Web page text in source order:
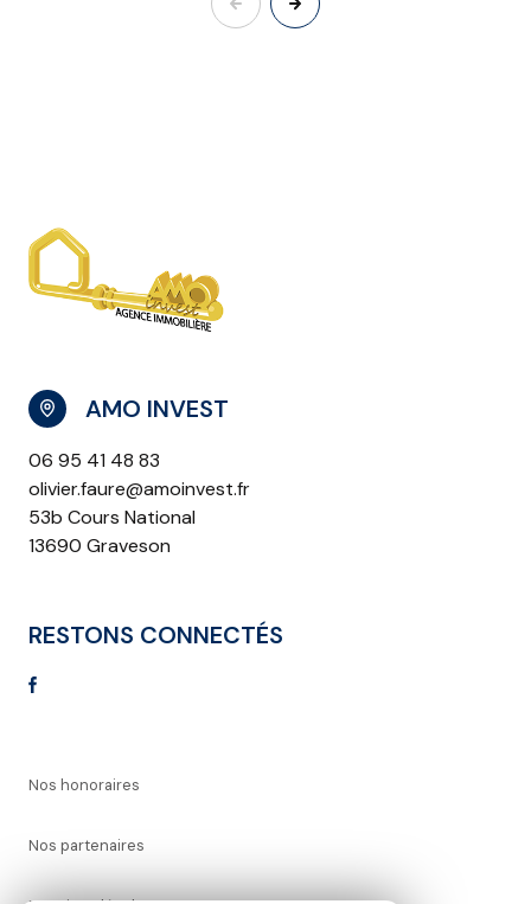
AMO INVEST
06 95 41 48 83
olivier.faure@amoinvest.fr
53b Cours National
13690 Graveson
RESTONS CONNECTÉS
Nos honoraires
Nos partenaires